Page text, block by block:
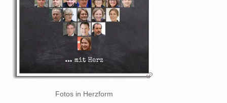
Fotos in Herzform